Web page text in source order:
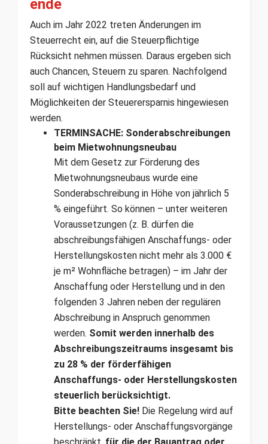
ende
Auch im Jahr 2022 treten Änderungen im
Steuerrecht ein, auf die Steuerpflichtige
Rücksicht nehmen müssen. Daraus ergeben sich
auch Chancen, Steuern zu sparen. Nachfolgend
soll auf wichtigen Handlungsbedarf und
Möglichkeiten der Steuerersparnis hingewiesen
werden.
TERMINSACHE: Sonderabschreibungen
beim Mietwohnungsneubau
Mit dem Gesetz zur Förderung des
Mietwohnungsneubaus wurde eine
Sonderabschreibung in Höhe von jährlich 5
% eingeführt. So können – unter weiteren
Voraussetzungen (z. B. dürfen die
abschreibungsfähigen Anschaffungs- oder
Herstellungskos­ten nicht mehr als 3.000 €
je m² Wohnfläche betragen) – im Jahr der
Anschaffung oder Herstellung und in den
folgenden 3 Jahren neben der regulären
Abschreibung in Anspruch genommen
werden. Somit werden innerhalb des
Abschreibungszeitraums insgesamt bis
zu 28 % der förderfähigen
Anschaffungs- oder Herstellungskosten
steuerlich berücksichtigt.
Bitte beachten Sie! Die Regelung wird auf
Herstellungs- oder Anschaffungsvorgänge